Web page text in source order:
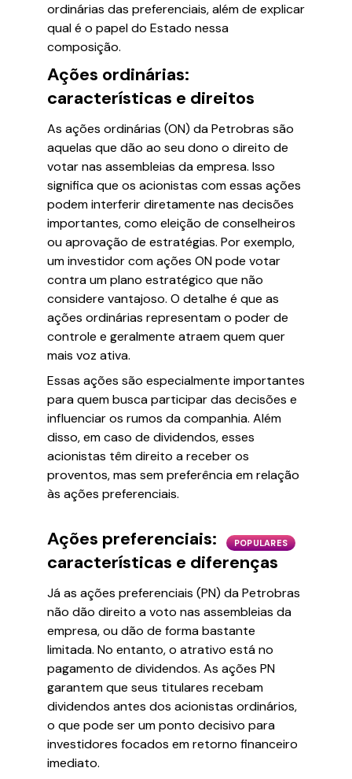
ordinárias das preferenciais, além de explicar
qual é o papel do Estado nessa
composição.
Ações ordinárias:
características e direitos
As ações ordinárias (ON) da Petrobras são
aquelas que dão ao seu dono o direito de
votar nas assembleias da empresa. Isso
significa que os acionistas com essas ações
podem interferir diretamente nas decisões
importantes, como eleição de conselheiros
ou aprovação de estratégias. Por exemplo,
um investidor com ações ON pode votar
contra um plano estratégico que não
considere vantajoso. O detalhe é que as
ações ordinárias representam o poder de
controle e geralmente atraem quem quer
mais voz ativa.
Essas ações são especialmente importantes
para quem busca participar das decisões e
influenciar os rumos da companhia. Além
disso, em caso de dividendos, esses
acionistas têm direito a receber os
proventos, mas sem preferência em relação
às ações preferenciais.
POPULARES
Ações preferenciais:
características e diferenças
Já as ações preferenciais (PN) da Petrobras
não dão direito a voto nas assembleias da
empresa, ou dão de forma bastante
limitada. No entanto, o atrativo está no
pagamento de dividendos. As ações PN
garantem que seus titulares recebam
dividendos antes dos acionistas ordinários,
o que pode ser um ponto decisivo para
investidores focados em retorno financeiro
imediato.